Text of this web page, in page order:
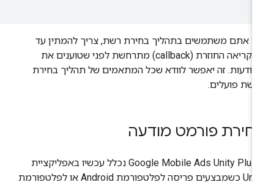
אתם משתמשים בתהליך בחירת רשת, צריך להמתין עד
שהקריאה החוזרת (callback) מתרחשת לפני שטוענים את
זה יאפשר לוודא שכל המתאמים של תהליך בחירת
פועלים.
פורמט מודעה
Google Mobile Ads Unityנכלל עכשיו באפליקציית
Unity כשמבצעים פריסה לפלטפורמת Android או לפלטפורמת